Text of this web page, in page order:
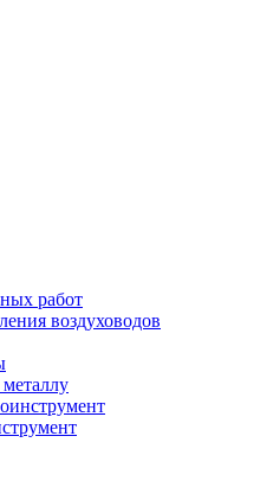
работ
воздуховодов